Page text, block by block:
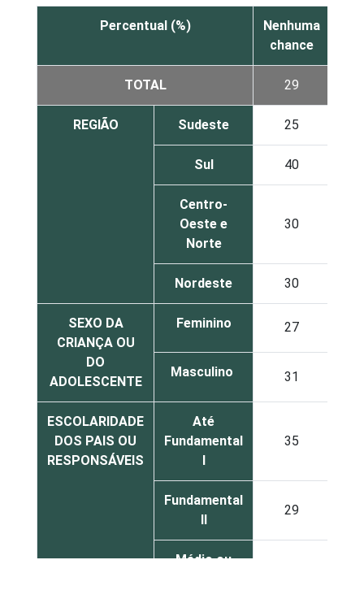
Percentual (%)
Nenhuma
chance
TOTAL 29
REGIÃO Sudeste 25
Sul 40
Centro-
Oeste e
Norte
30
Nordeste 30
SEXO DA
CRIANÇA OU
DO
ADOLESCENTE
Feminino 27
Masculino 31
ESCOLARIDADE
DOS PAIS OU
RESPONSÁVEIS
Até
Fundamental
I
35
Fundamental
II
29
Médio ou